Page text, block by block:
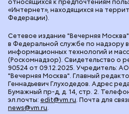
Сетевое издание "Вечерняя
в Федеральной службе по надзору
информационных технологий и
(Роскомнадзор). Свидетельство о
90524 от 09.12.2025. Учредитель:
"Вечерняя Москва". Главный
Геннадьевич Глуходедов. Адрес
Бумажный пр-д, д. 14, стр. 2.
эл.почты: edit@vm.ru. Почта для
news@vm.ru.
относящихся к предпочтениям
«Интернет», находящихся на
Федерации).